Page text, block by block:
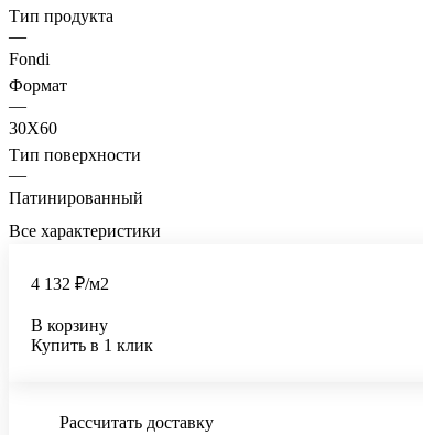
Тип продукта
—
Fondi
Формат
—
30X60
Тип поверхности
—
Патинированный
Все характеристики
4 132 ₽/м2
В корзину
Купить в 1 клик
Рассчитать доставку